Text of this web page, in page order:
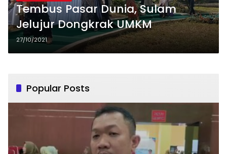
Tembus Pasar Dunia, Sulam
Jelujur Dongkrak UMKM
27/10/2021
Popular Posts